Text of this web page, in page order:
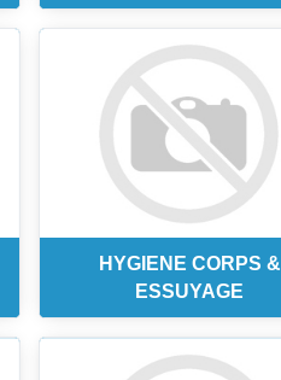
HYGIENE CORPS &
ESSUYAGE